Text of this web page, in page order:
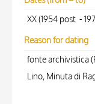
XX (1954 post -
Reason for dating
fonte archivistica
Lino, Minuta di